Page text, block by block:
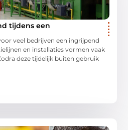
tijdens een
veel bedrijven een ingrijpend
en installaties vormen vaak
deze tijdelijk buiten gebruik